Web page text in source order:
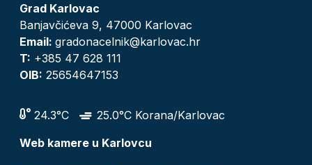
Grad Karlovac
Banjavčićeva 9, 47000 Karlovac
Email: gradonacelnik@karlovac.hr
T: +385 47 628 111
OIB: 25654647153
24.3°C
25.0°C Korana/Karlovac
Web kamere u Karlovcu